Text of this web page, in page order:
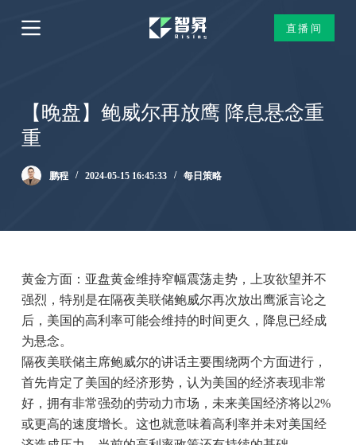
跳
过
直播间
【晚盘】鲍威尔再放鹰 降息悬念重
重
鹏程 2024-05-15 16:45:33 每日策略
黄金方面：亚盘黄金维持窄幅震荡走势，上攻欲望并不
强烈，特别是在隔夜美联储鲍威尔再次放出鹰派言论之
后，美国的高利率可能会维持的时间更久，降息已经成
为悬念。
隔夜美联储主席鲍威尔的讲话主要围绕两个方面进行，
首先肯定了美国的经济形势，认为美国的经济表现非常
好，拥有非常强劲的劳动力市场，未来美国经济将以2%
或更高的速度增长。这也就意味着高利率并未对美国经